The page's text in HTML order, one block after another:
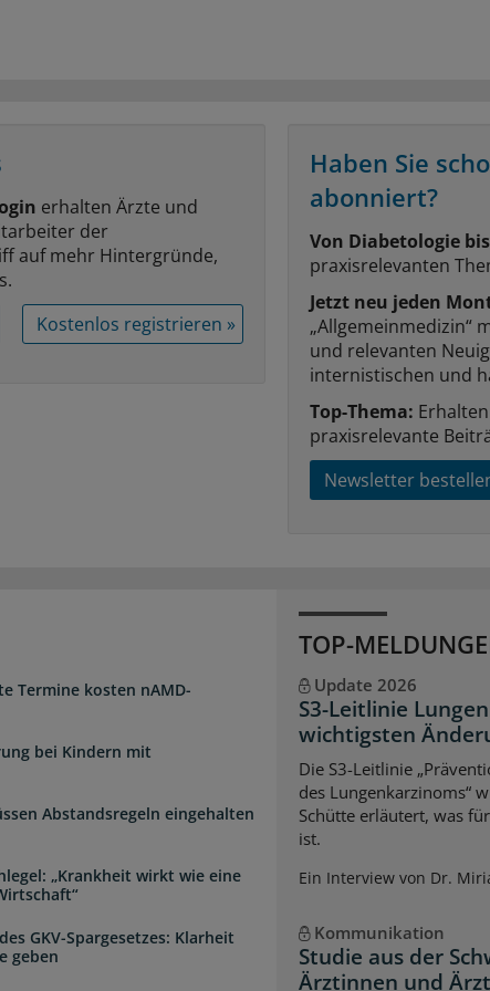
erhalten Ärzte und
der
auf mehr Hintergründe,
Kostenlos registrieren »
Haben Sie
abonniert?
Von Diabetologie
praxisrelevanten
Jetzt neu jeden
„Allgemeinmedizin“
und relevanten
internistischen und
Top-Thema:
praxisrelevante
Newsletter
Termine kosten nAMD-
bei Kindern mit
Abstandsregeln eingehalten
„Krankheit wirkt wie eine
GKV-Spargesetzes: Klarheit
geben
TOP-
Update 2026
S3-Leitlinie
wichtigsten
Die S3-Leitlinie
des Lungenkarzinoms“
Schütte erläutert, was
ist.
Ein Interview von Dr.
Kommunikation
Studie aus der
Ärztinnen und